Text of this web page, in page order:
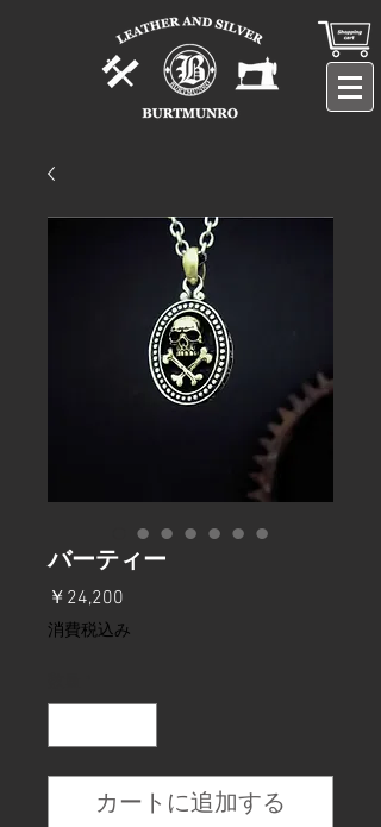
バーティー
￥24,200
格
消費税込み
カートに追加する